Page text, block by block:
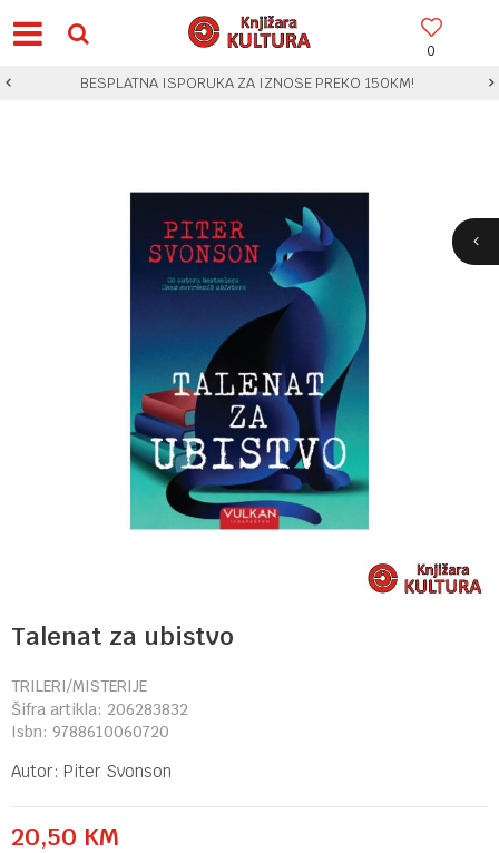
0
BESPLATNA ISPORUKA ZA IZNOSE PREKO 150KM!
Talenat za ubistvo
TRILERI/MISTERIJE
Šifra artikla: 206283832
Isbn: 9788610060720
Autor: Piter Svonson
20,50 KM